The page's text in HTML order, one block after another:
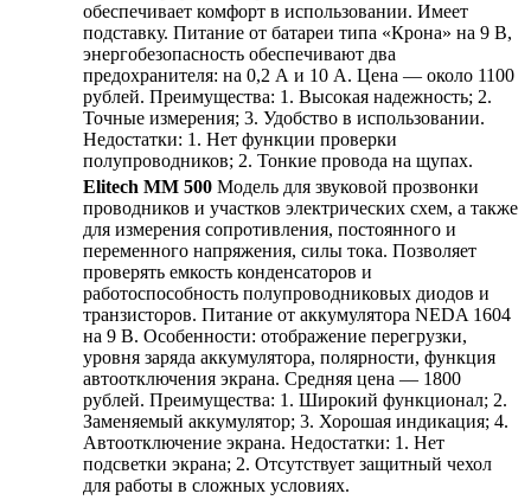
обеспечивает комфорт в использовании. Имеет
подставку. Питание от батареи типа «Крона» на 9 В,
энергобезопасность обеспечивают два
предохранителя: на 0,2 А и 10 А. Цена — около 1100
рублей. Преимущества: 1. Высокая надежность; 2.
Точные измерения; 3. Удобство в использовании.
Недостатки: 1. Нет функции проверки
полупроводников; 2. Тонкие провода на щупах.
Elitech ММ 500 Модель для звуковой прозвонки
проводников и участков электрических схем, а также
для измерения сопротивления, постоянного и
переменного напряжения, силы тока. Позволяет
проверять емкость конденсаторов и
работоспособность полупроводниковых диодов и
транзисторов. Питание от аккумулятора NEDA 1604
на 9 В. Особенности: отображение перегрузки,
уровня заряда аккумулятора, полярности, функция
автоотключения экрана. Средняя цена — 1800
рублей. Преимущества: 1. Широкий функционал; 2.
Заменяемый аккумулятор; 3. Хорошая индикация; 4.
Автоотключение экрана. Недостатки: 1. Нет
подсветки экрана; 2. Отсутствует защитный чехол
для работы в сложных условиях.